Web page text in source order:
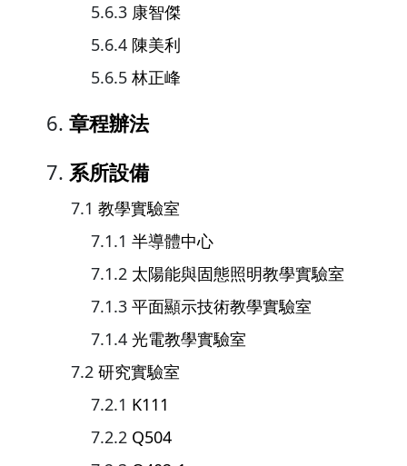
康智傑
陳美利
林正峰
章程辦法
系所設備
教學實驗室
半導體中心
太陽能與固態照明教學實驗室
平面顯示技術教學實驗室
光電教學實驗室
研究實驗室
K111
Q504